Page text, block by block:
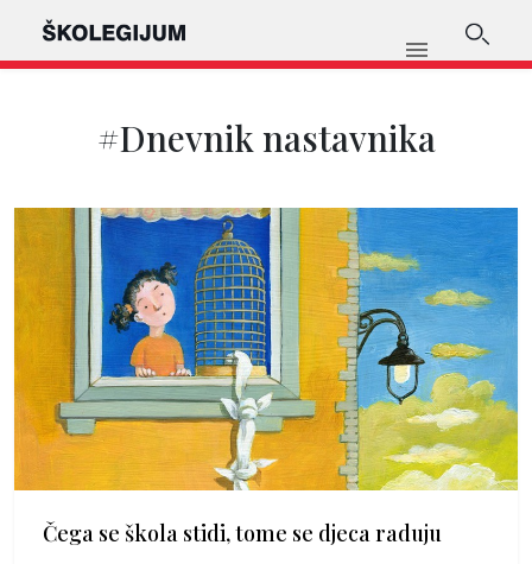
#Dnevnik nastavnika
Čega se škola stidi, tome se djeca raduju